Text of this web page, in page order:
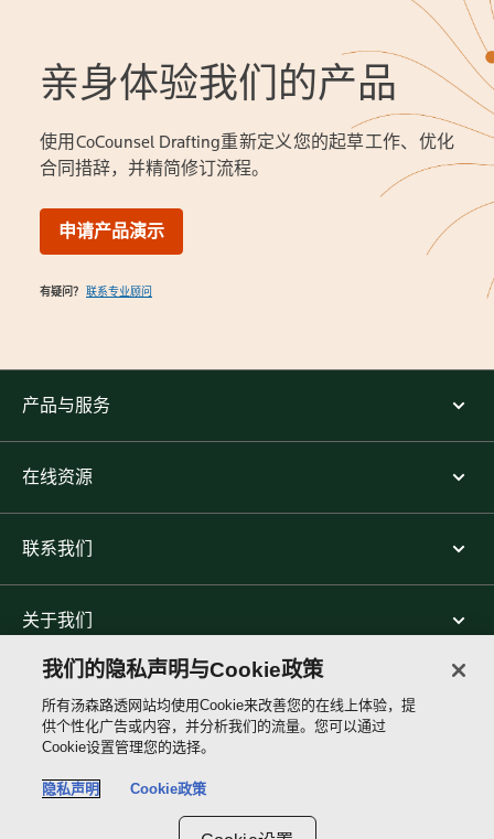
亲身体验我们的产品
使用CoCounsel Drafting重新定义您的起草工作、优化
合同措辞，并精简修订流程。
申请产品演示
有疑问？ 联系专业顾问
产品与服务
在线资源
联系我们
关于我们
Reuters
我们的隐私声明与Cookie政策
所有汤森路透网站均使用Cookie来改善您的在线上体验，提
供个性化广告或内容，并分析我们的流量。您可以通过
Cookie设置管理您的选择。
隐私声明 Cookie政策